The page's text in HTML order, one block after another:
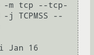
-m tcp --tcp-
-j TCPMSS --
Jan 16